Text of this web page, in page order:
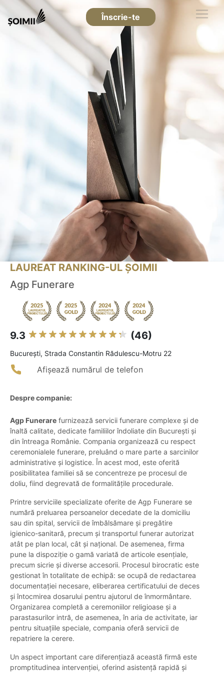
Înscrie-te
LAUREAT RANKING-UL ȘOIMII
Agp Funerare
9.3 (46)
Bucureşti, Strada Constantin Rădulescu-Motru 22
Afișează numărul de telefon
Despre companie:
Agp Funerare furnizează servicii funerare complexe și de
înaltă calitate, dedicate familiilor îndoliate din București și
din întreaga Românie. Compania organizează cu respect
ceremonialele funerare, preluând o mare parte a sarcinilor
administrative și logistice. În acest mod, este oferită
posibilitatea familiei să se concentreze pe procesul de
doliu, fiind degrevată de formalitățile procedurale.
Printre serviciile specializate oferite de Agp Funerare se
numără preluarea persoanelor decedate de la domiciliu
sau din spital, servicii de îmbălsămare și pregătire
igienico-sanitară, precum și transportul funerar autorizat
atât pe plan local, cât și național. De asemenea, firma
pune la dispoziție o gamă variată de articole esențiale,
precum sicrie și diverse accesorii. Procesul birocratic este
gestionat în totalitate de echipă: se ocupă de redactarea
documentației necesare, eliberarea certificatului de deces
și întocmirea dosarului pentru ajutorul de înmormântare.
Organizarea completă a ceremoniilor religioase și a
parastasurilor intră, de asemenea, în aria de activitate, iar
pentru situațiile speciale, compania oferă servicii de
repatriere la cerere.
Un aspect important care diferențiază această firmă este
promptitudinea intervenției, oferind asistență rapidă și